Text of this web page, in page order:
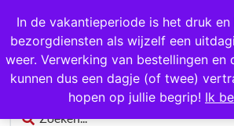
In de vakantieperiode is het druk
bezorgdiensten als wijzelf een
weer. Verwerking van bestellingen en
kunnen dus een dagje (of twee)
hopen op jullie begrip! Ik
1000+ producten op
0